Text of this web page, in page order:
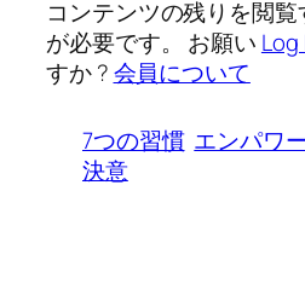
コンテンツの残りを閲
が必要です。 お願い Log
すか ?会員について
7つの習慣 エンパワ
決意